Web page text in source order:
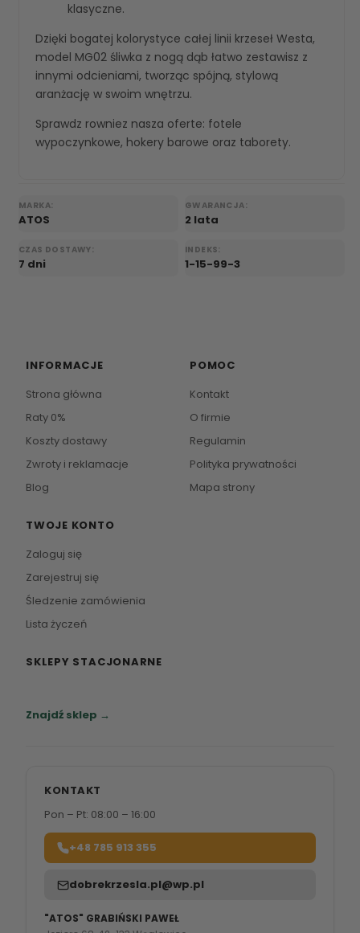
klasyczne.
Dzięki bogatej kolorystyce całej linii krzeseł Westa,
model MG02 śliwka z nogą dąb łatwo zestawisz z
innymi odcieniami, tworząc spójną, stylową
aranżację w swoim wnętrzu.
Sprawdz rowniez nasza oferte: fotele
wypoczynkowe, hokery barowe oraz taborety.
MARKA:
ATOS
GWARANCJA:
2 lata
CZAS DOSTAWY:
7 dni
INDEKS:
1-15-99-3
INFORMACJE
Strona główna
Raty 0%
Koszty dostawy
Zwroty i reklamacje
Blog
POMOC
Kontakt
O firmie
Regulamin
Polityka prywatności
Mapa strony
TWOJE KONTO
Zaloguj się
Zarejestruj się
Śledzenie zamówienia
Lista życzeń
SKLEPY STACJONARNE
Znajdź sklep →
KONTAKT
Pon – Pt: 08:00 – 16:00
+48 785 913 355
dobrekrzesla.pl@wp.pl
"ATOS" GRABIŃSKI PAWEŁ